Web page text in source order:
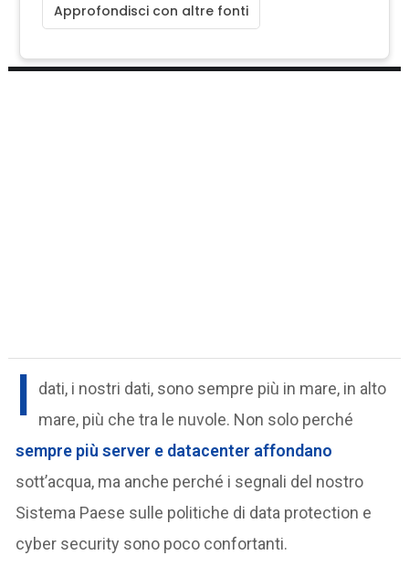
Approfondisci con altre fonti
I
dati, i nostri dati, sono sempre più in mare, in alto
mare, più che tra le nuvole. Non solo perché
sempre più server e datacenter affondano
sott’acqua, ma anche perché i segnali del nostro
Sistema Paese sulle politiche di data protection e
cyber security sono poco confortanti.